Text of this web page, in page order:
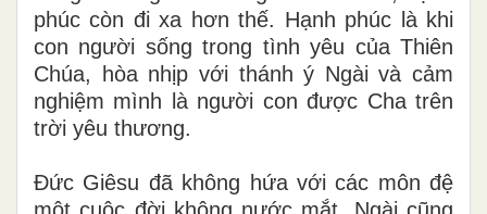
phúc còn đi xa hơn thế. Hạnh phúc là khi
con người sống trong tình yêu của Thiên
Chúa, hòa nhịp với thánh ý Ngài và cảm
nghiệm mình là người con được Cha trên
trời yêu thương.
Đức Giêsu đã không hứa với các môn đệ